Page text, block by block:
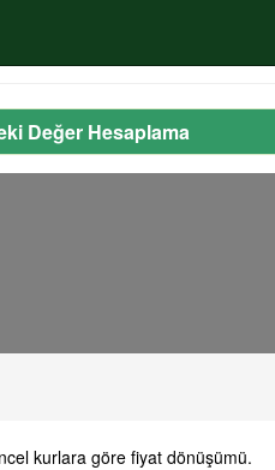
Değer Hesaplama
kurlara göre fiyat dönüşümü.